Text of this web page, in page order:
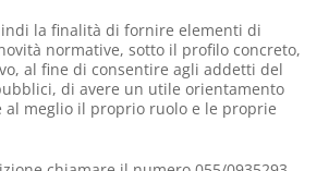
la finalità di fornire elementi di
normative, sotto il profilo concreto,
al fine di consentire agli addetti del
di avere un utile orientamento
al meglio il proprio ruolo e le proprie